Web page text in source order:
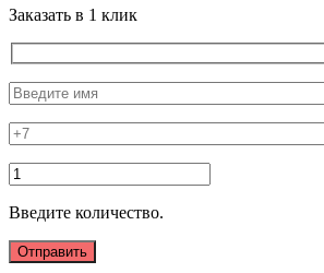
Заказать в 1 клик
Введите количество.